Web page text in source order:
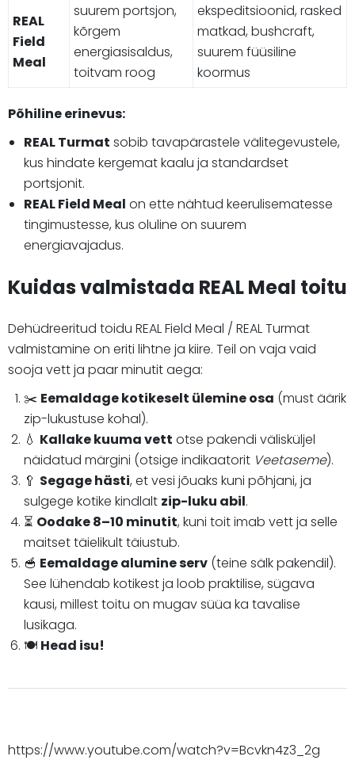
REAL
Field
Meal
suurem portsjon,
kõrgem
energiasisaldus,
toitvam roog
ekspeditsioonid, rasked
matkad, bushcraft,
suurem füüsiline
koormus
Põhiline erinevus:
REAL Turmat sobib tavapärastele välitegevustele,
kus hindate kergemat kaalu ja standardset
portsjonit.
REAL Field Meal on ette nähtud keerulisematesse
tingimustesse, kus oluline on suurem
energiavajadus.
Kuidas valmistada REAL Meal toitu
Dehüdreeritud toidu REAL Field Meal / REAL Turmat
valmistamine on eriti lihtne ja kiire. Teil on vaja vaid
sooja vett ja paar minutit aega:
✂️ Eemaldage kotikeselt ülemine osa (must äärik
zip-lukustuse kohal).
💧 Kallake kuuma vett otse pakendi välisküljel
näidatud märgini (otsige indikaatorit Veetaseme).
🥄 Segage hästi, et vesi jõuaks kuni põhjani, ja
sulgege kotike kindlalt zip-luku abil.
⏳ Oodake 8–10 minutit, kuni toit imab vett ja selle
maitset täielikult täiustub.
🥣 Eemaldage alumine serv (teine sälk pakendil).
See lühendab kotikest ja loob praktilise, sügava
kausi, millest toitu on mugav süüa ka tavalise
lusikaga.
🍽️ Head isu!
https://www.youtube.com/watch?v=Bcvkn4z3_2g